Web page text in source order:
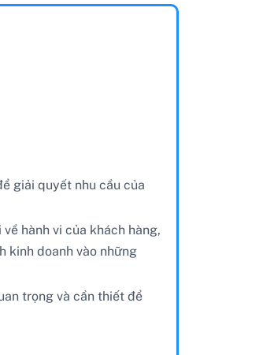
giải quyết nhu cầu của
hành vi của khách hàng,
kinh doanh vào những
trọng và cần thiết để